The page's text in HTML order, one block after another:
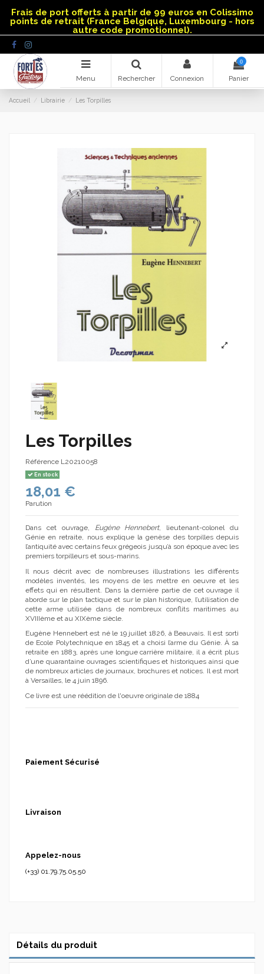
Frais de port offerts à partir de 99 euros en Colissimo
points de retrait (France Belgique, Luxembourg - hors
autre code promotionnel).
Menu Rechercher Connexion
0
Panier
Accueil Librairie Les Torpilles
Les Torpilles
Référence L20210058
En stock
18,01 €
Parution
Dans cet ouvrage, Eugène Hennebert, lieutenant-colonel du
Génie en retraite, nous explique la genèse des torpilles depuis
l’antiquité avec certains feux grégeois jusqu’à son époque avec les
premiers torpilleurs et sous-marins.
Il nous décrit avec de nombreuses illustrations les différents
modèles inventés, les moyens de les mettre en oeuvre et les
effets qui en résultent. Dans la dernière partie de cet ouvrage il
aborde sur le plan tactique et sur le plan historique, l’utilisation de
cette arme utilisée dans de nombreux conflits maritimes au
XVIIIème et au XIXème siècle.
Eugène Hennebert est né le 19 juillet 1826, à Beauvais. Il est sorti
de Ecole Polytechnique en 1845 et a choisi l’arme du Génie. À sa
retraite en 1883, après une longue carrière militaire, il a écrit plus
d’une quarantaine ouvrages scientifiques et historiques ainsi que
de nombreux articles de journaux, brochures et notices. Il est mort
à Versailles, le 4 juin 1896.
Ce livre est une réédition de l'oeuvre originale de 1884
Paiement Sécurisé
Livraison
Appelez-nous
(+33) 01.79.75.05.50
Détails du produit